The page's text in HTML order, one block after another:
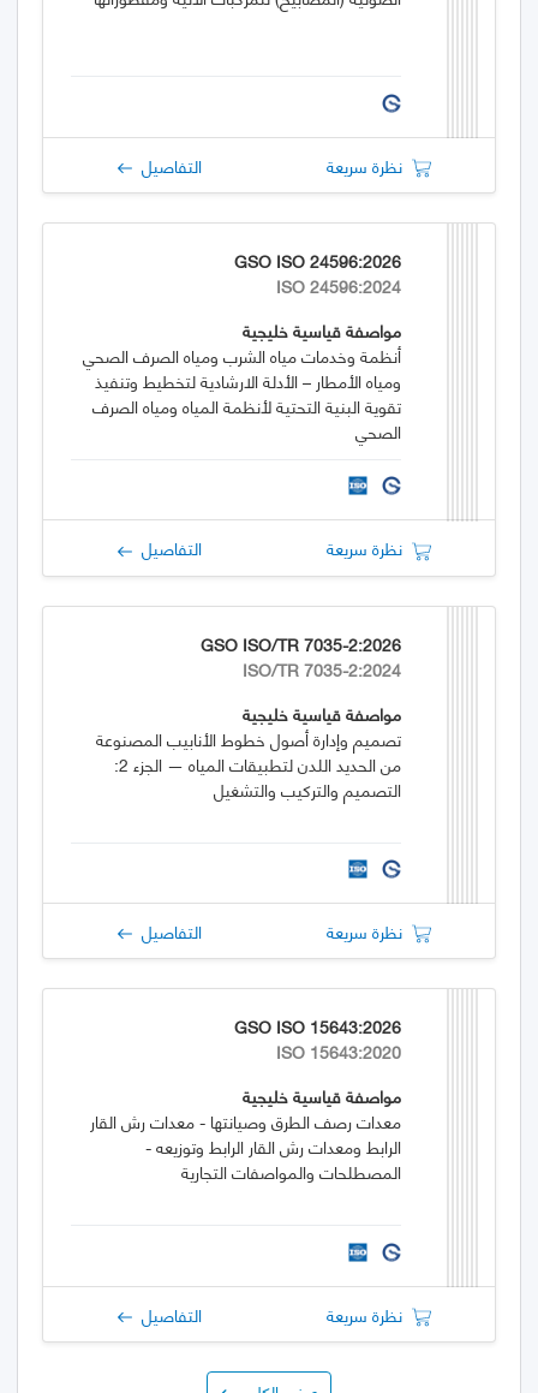
نظرة سريعة التفاصيل
GSO ISO 24596:2026
ISO 24596:2024
مواصفة قياسية خليجية
أنظمة وخدمات مياه الشرب ومياه الصرف الصحي
ومياه الأمطار – الأدلة الارشادية لتخطيط وتنفيذ
تقوية البنية التحتية لأنظمة المياه ومياه الصرف
الصحي
نظرة سريعة التفاصيل
GSO ISO/TR 7035-2:2026
ISO/TR 7035-2:2024
مواصفة قياسية خليجية
تصميم وإدارة أصول خطوط الأنابيب المصنوعة
من الحديد اللدن لتطبيقات المياه — الجزء 2:
التصميم والتركيب والتشغيل
نظرة سريعة التفاصيل
GSO ISO 15643:2026
ISO 15643:2020
مواصفة قياسية خليجية
معدات رصف الطرق وصيانتها - معدات رش القار
الرابط ومعدات رش القار الرابط وتوزيعه -
المصطلحات والمواصفات التجارية
نظرة سريعة التفاصيل